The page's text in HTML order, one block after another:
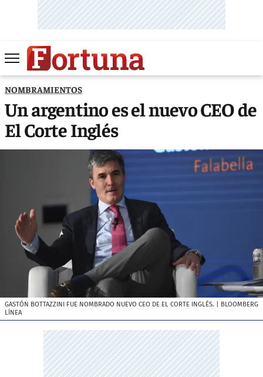
NOMBRAMIENTOS
Un argentino es el nuevo CEO de
El Corte Inglés
GASTÓN BOTTAZZINI FUE NOMBRADO NUEVO CEO DE EL CORTE INGLÉS. | BLOOMBERG
LÍNEA